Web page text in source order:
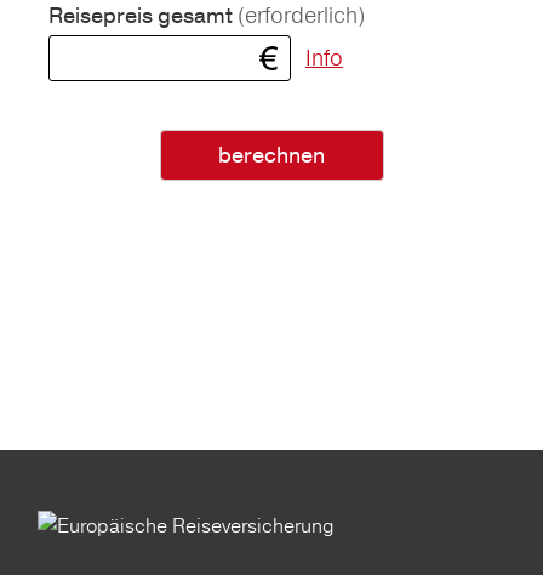
Reisepreis gesamt (erforderlich)
Info
berechnen